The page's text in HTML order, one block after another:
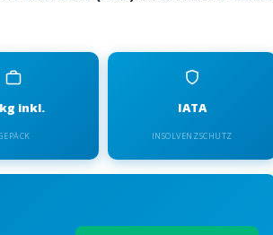
inkl. IATA
INSOLVENZSCHUTZ